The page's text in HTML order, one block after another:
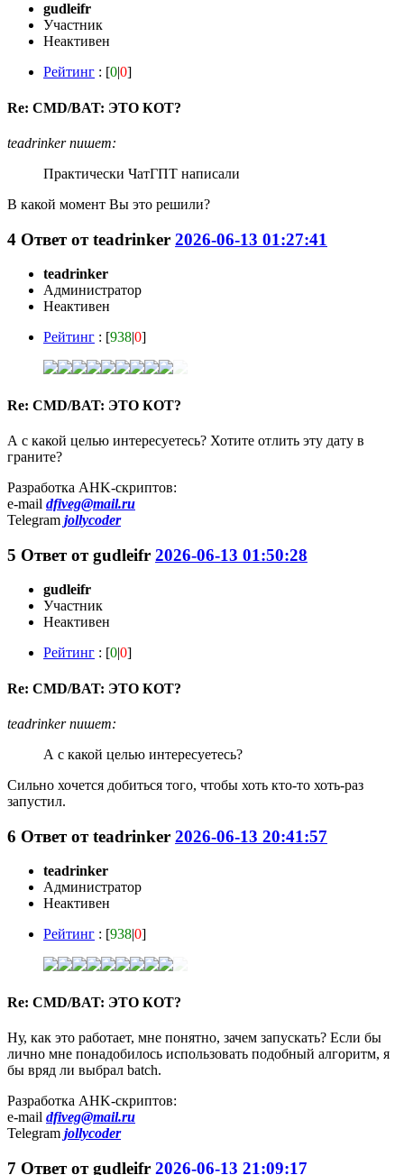
gudleifr
Участник
Неактивен
Рейтинг : [0|0]
Re: CMD/BAT: ЭТО КОТ?
teadrinker пишет:
Практически ЧатГПТ написали
В какой момент Вы это решили?
4 Ответ отteadrinker 2026-06-13 01:27:41
teadrinker
Администратор
Неактивен
Рейтинг : [938|0]
Re: CMD/BAT: ЭТО КОТ?
А с какой целью интересуетесь? Хотите отлить эту дату в
граните?
Разработка AHK-скриптов:
e-mail dfiveg@mail.ru
Telegram jollycoder
5 Ответ отgudleifr 2026-06-13 01:50:28
gudleifr
Участник
Неактивен
Рейтинг : [0|0]
Re: CMD/BAT: ЭТО КОТ?
teadrinker пишет:
А с какой целью интересуетесь?
Сильно хочется добиться того, чтобы хоть кто-то хоть-раз
запустил.
6 Ответ отteadrinker 2026-06-13 20:41:57
teadrinker
Администратор
Неактивен
Рейтинг : [938|0]
Re: CMD/BAT: ЭТО КОТ?
Ну, как это работает, мне понятно, зачем запускать? Если бы
лично мне понадобилось использовать подобный алгоритм, я
бы вряд ли выбрал batch.
Разработка AHK-скриптов:
e-mail dfiveg@mail.ru
Telegram jollycoder
7 Ответ отgudleifr 2026-06-13 21:09:17